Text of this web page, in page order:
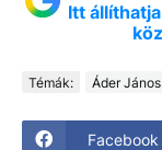
Itt
Témák: Áder János
Facebook